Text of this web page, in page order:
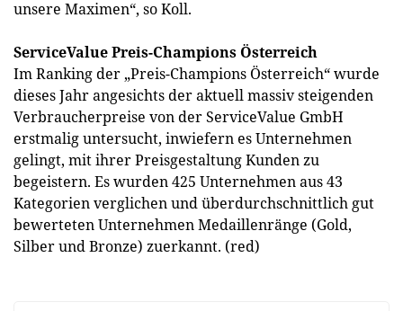
unsere Maximen“, so Koll.
ServiceValue Preis-Champions Österreich
Im Ranking der „Preis-Champions Österreich“ wurde
dieses Jahr angesichts der aktuell massiv steigenden
Verbraucherpreise von der ServiceValue GmbH
erstmalig untersucht, inwiefern es Unternehmen
gelingt, mit ihrer Preisgestaltung Kunden zu
begeistern. Es wurden 425 Unternehmen aus 43
Kategorien verglichen und überdurchschnittlich gut
bewerteten Unternehmen Medaillenränge (Gold,
Silber und Bronze) zuerkannt. (red)